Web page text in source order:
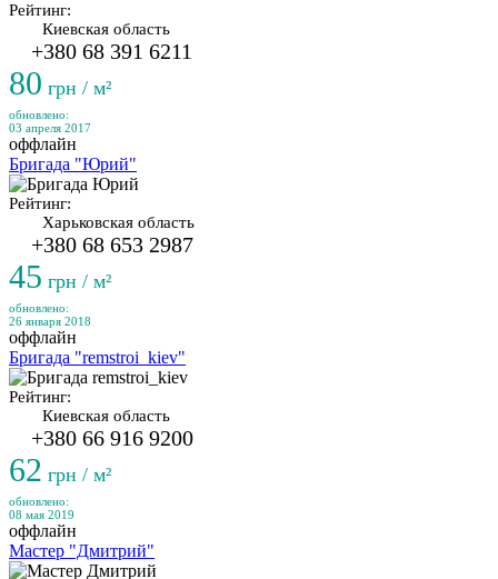
Рейтинг:
Киевская область
+380 68 391 6211
80 грн / м²
обновлено:
03 апреля 2017
оффлайн
Бригада "Юрий"
Рейтинг:
Харьковская область
+380 68 653 2987
45 грн / м²
обновлено:
26 января 2018
оффлайн
Бригада "remstroi_kiev"
Рейтинг:
Киевская область
+380 66 916 9200
62 грн / м²
обновлено:
08 мая 2019
оффлайн
Мастер "Дмитрий"